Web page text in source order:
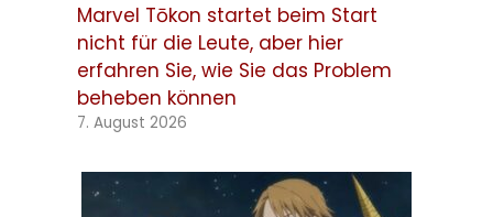
Marvel Tōkon startet beim Start
nicht für die Leute, aber hier
erfahren Sie, wie Sie das Problem
beheben können
7. August 2026